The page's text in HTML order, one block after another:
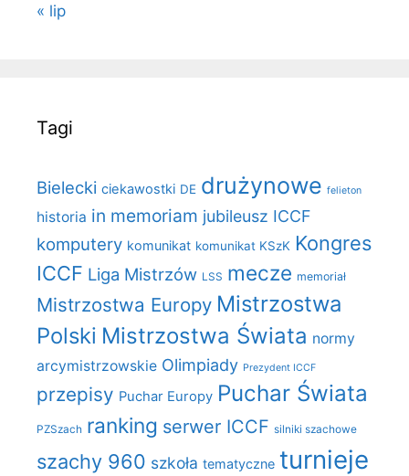
« lip
Tagi
Bielecki ciekawostki DE drużynowe felieton
historia in memoriam jubileusz ICCF
komputery komunikat komunikat KSzK Kongres
ICCF Liga Mistrzów LSS mecze memoriał
Mistrzostwa Europy Mistrzostwa
Polski Mistrzostwa Świata normy
arcymistrzowskie Olimpiady Prezydent ICCF
przepisy Puchar Europy Puchar Świata
PZSzach ranking serwer ICCF silniki szachowe
szachy 960 szkoła tematyczne turnieje